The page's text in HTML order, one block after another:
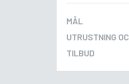
MÅL
UTRUSTNING
TILBUD